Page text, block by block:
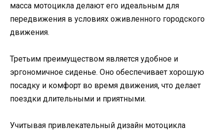
масса мотоцикла делают его идеальным для
передвижения в условиях оживленного городского
движения.
Третьим преимуществом является удобное и
эргономичное сиденье. Оно обеспечивает хорошую
посадку и комфорт во время движения, что делает
поездки длительными и приятными.
Учитывая привлекательный дизайн мотоцикла